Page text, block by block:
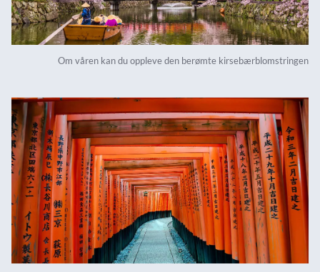
Om våren kan du oppleve den berømte kirsebærblomstringen